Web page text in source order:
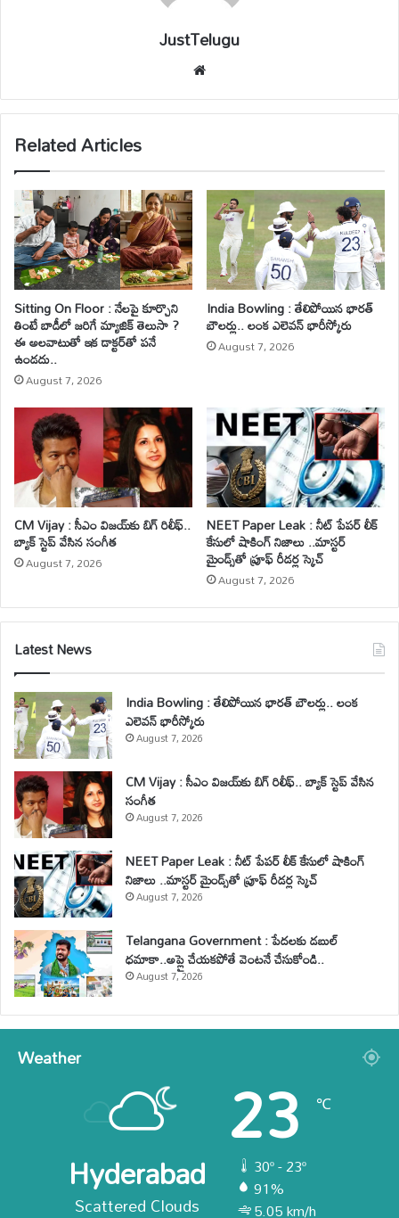
JustTelugu
te
Related Articles
Sitting On Floor : నేలపై కూర్చొని
తింటే బాడీలో జరిగే మ్యాజిక్ తెలుసా ?
ఈ అలవాటుతో ఇక డాక్టర్‌తో పనే
ఉండదు..
August 7, 2026
India Bowling : తేలిపోయిన భారత్
బౌలర్లు.. లంక ఎలెవన్ భారీస్కోరు
August 7, 2026
CM Vijay : సీఎం విజయ్‌కు బిగ్ రిలీఫ్..
బ్యాక్ స్టెప్ వేసిన సంగీత
August 7, 2026
NEET Paper Leak : నీట్ పేపర్ లీక్
కేసులో షాకింగ్ నిజాలు ..మాస్టర్
మైండ్స్‌తో ప్రూఫ్ రీడర్ల స్కెచ్
August 7, 2026
Latest News
India Bowling : తేలిపోయిన భారత్ బౌలర్లు.. లంక
ఎలెవన్ భారీస్కోరు
August 7, 2026
CM Vijay : సీఎం విజయ్‌కు బిగ్ రిలీఫ్.. బ్యాక్ స్టెప్ వేసిన
సంగీత
August 7, 2026
NEET Paper Leak : నీట్ పేపర్ లీక్ కేసులో షాకింగ్
నిజాలు ..మాస్టర్ మైండ్స్‌తో ప్రూఫ్ రీడర్ల స్కెచ్
August 7, 2026
Telangana Government : పేదలకు డబుల్
ధమాకా..అప్లై చేయకపోతే వెంటనే చేసుకోండి..
August 7, 2026
Weather
Hyderabad
Scattered Clouds
23 ℃
30º - 23º
91%
5.05 km/h